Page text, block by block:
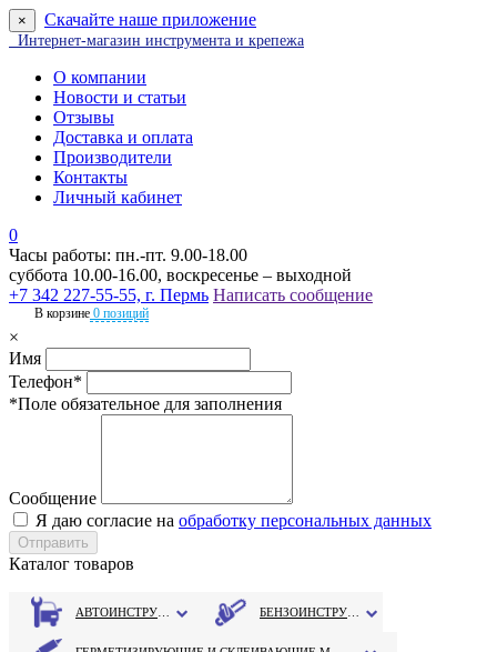
× Скачайте наше приложение
Интернет-магазин инструмента и крепежа
О компании
Новости и статьи
Отзывы
Доставка и оплата
Производители
Контакты
Личный кабинет
0
Часы работы: пн.-пт. 9.00-18.00
суббота 10.00-16.00, воскресенье – выходной
+7 342 227-55-55, г. Пермь Написать сообщение
В корзине 0 позиций
×
Имя
Телефон*
*Поле обязательное для заполнения
Сообщение
Я даю согласие на обработку персональных данных
Каталог товаров